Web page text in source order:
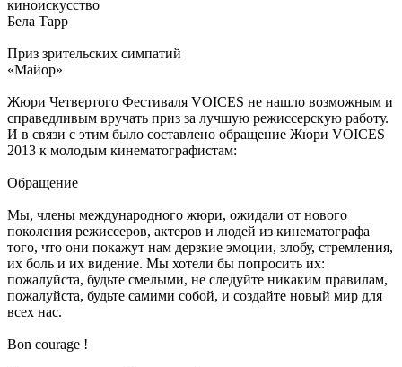
киноискусство
Бела Тарр
Приз зрительских симпатий
«Майор»
Жюри Четвертого Фестиваля VOICES не нашло возможным и
справедливым вручать приз за лучшую режиссерскую работу.
И в связи с этим было составлено обращение Жюри VOICES
2013 к молодым кинематографистам:
Обращение
Мы, члены международного жюри, ожидали от нового
поколения режиссеров, актеров и людей из кинематографа
того, что они покажут нам дерзкие эмоции, злобу, стремления,
их боль и их видение. Мы хотели бы попросить их:
пожалуйста, будьте смелыми, не следуйте никаким правилам,
пожалуйста, будьте самими собой, и создайте новый мир для
всех нас.
Bon courage !